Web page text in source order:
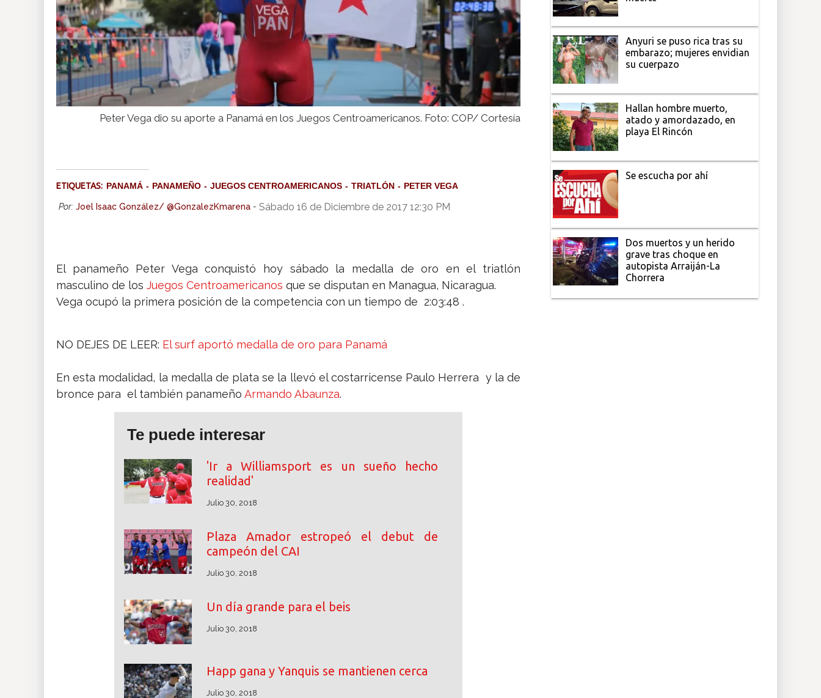
Peter Vega dio su aporte a Panamá en los Juegos Centroamericanos. Foto: COP/ Cortesía
ETIQUETAS: PANAMÁ PANAMEÑO JUEGOS CENTROAMERICANOS TRIATLÓN PETER VEGA
Por: Joel Isaac González/ @GonzalezKmarena - Sábado 16 de Diciembre de 2017 12:30 PM
El panameño Peter Vega conquistó hoy sábado la medalla de oro en el triatlón
masculino de los Juegos Centroamericanos que se disputan en Managua, Nicaragua.
Vega ocupó la primera posición de la competencia con un tiempo de 2:03:48 .
NO DEJES DE LEER: El surf aportó medalla de oro para Panamá
En esta modalidad, la medalla de plata se la llevó el costarricense Paulo Herrera y la de
bronce para el también panameño Armando Abaunza.
Te puede interesar
'Ir a Williamsport es un sueño hecho
realidad'
Julio 30, 2018
Plaza Amador estropeó el debut de
campeón del CAI
Julio 30, 2018
Un día grande para el beis
Julio 30, 2018
Happ gana y Yanquis se mantienen cerca
Julio 30, 2018
Anyuri se puso rica tras su
embarazo; mujeres envidian
su cuerpazo
Hallan hombre muerto,
atado y amordazado, en
playa El Rincón
Se escucha por ahí
Dos muertos y un herido
grave tras choque en
autopista Arraiján-La
Chorrera